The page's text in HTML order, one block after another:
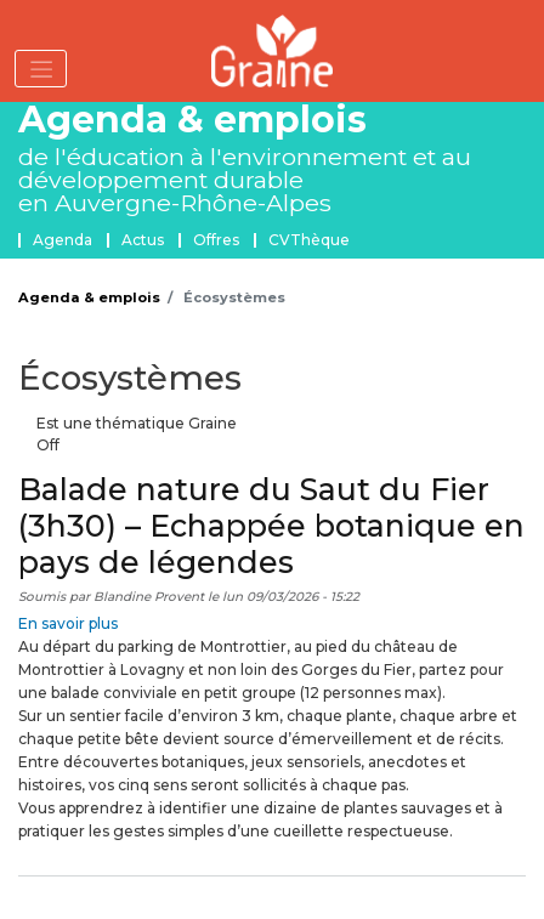
Aller
au
contenu
principal
Agenda & emplois
de l'éducation à l'environnement et au
développement durable
en Auvergne-Rhône-Alpes
Menu Agenda et emplois
Agenda Actus Offres CVThèque
Agenda & emplois Écosystèmes
Écosystèmes
Est une thématique Graine
Off
Balade nature du Saut du Fier
(3h30) – Echappée botanique en
pays de légendes
Soumis par Blandine Proventle lun 09/03/2026 - 15:22
En savoir plus
Balade
nature
du
Saut
du
Fier
(3h30)
–
Echappée
en
Au départ du parking de Montrottier, au pied du château de
Montrottier à Lovagny et non loin des Gorges du Fier, partez pour
une balade conviviale en petit groupe (12 personnes max).
Sur un sentier facile d’environ 3 km, chaque plante, chaque arbre et
chaque petite bête devient source d’émerveillement et de récits.
Entre découvertes botaniques, jeux sensoriels, anecdotes et
histoires, vos cinq sens seront sollicités à chaque pas.
Vous apprendrez à identifier une dizaine de plantes sauvages et à
pratiquer les gestes simples d’une cueillette respectueuse.